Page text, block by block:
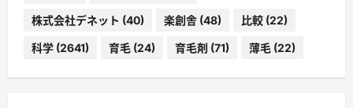
株式会社デネット (40) 楽創舎 (48) 比較 (22)
科学 (2641) 育毛 (24) 育毛剤 (71) 薄毛 (22)